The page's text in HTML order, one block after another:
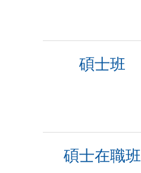
碩士班
碩士在職班